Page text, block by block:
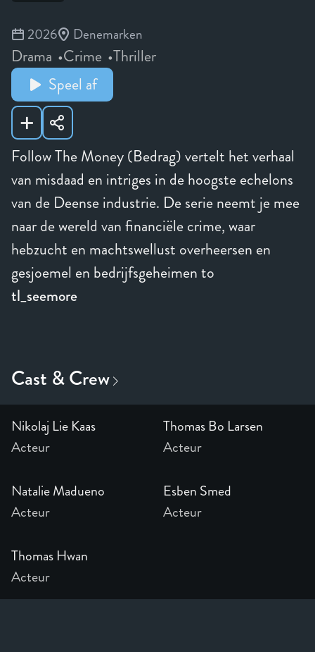
Follow The Money (Bedrag) vertelt het verhaal
van misdaad en intriges in de hoogste echelons
van de Deense industrie. De serie neemt je mee
naar de wereld van financiële crime, waar
hebzucht en machtswellust overheersen en
gesjoemel en bedrijfsgeheimen to
tl_seemore
2026 Denemarken
Drama Crime Thriller
Speel af
Nikolaj Lie Kaas
Acteur
Thomas Bo Larsen
Acteur
Natalie Madueno
Acteur
Esben Smed
Acteur
Thomas Hwan
Acteur